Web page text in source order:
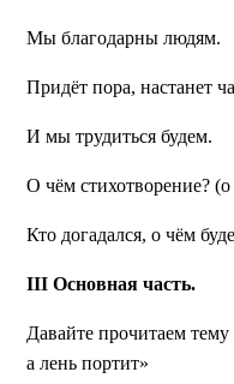
Мы благодарны людям.
Придёт пора, настанет
И мы трудиться будем.
О чём стихотворение? (о
Кто догадался, о чём
III Основная часть.
Давайте прочитаем тему
а лень портит»